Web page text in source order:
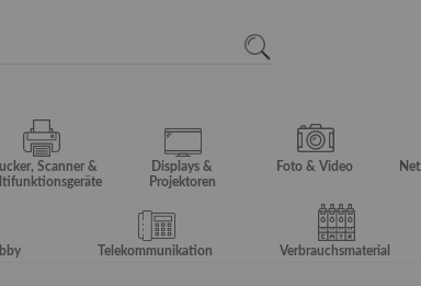
Scanner &
Displays &
Projektoren
Foto & Video
Telekommunikation Verbrauchsmaterial